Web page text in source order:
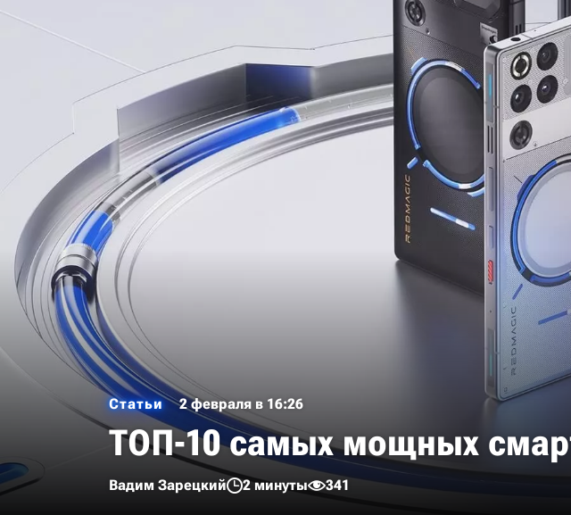
Статьи 2 февраля в 16:26
ТОП-10 самых мощных
Вадим Зарецкий 2 минуты 341